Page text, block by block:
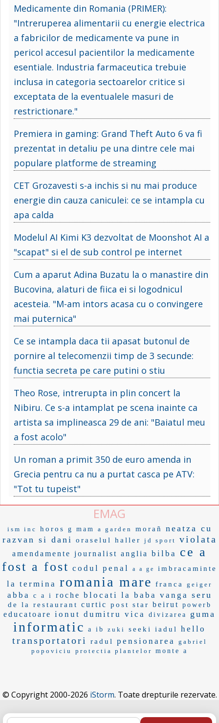
Medicamente din Romania (PRIMER):
"Intreruperea alimentarii cu energie electrica
a fabricilor de medicamente va pune in
pericol accesul pacientilor la medicamente
esentiale. Industria farmaceutica trebuie
inclusa in categoria sectoarelor critice si
exceptata de la eventualele masuri de
restrictionare."
Premiera in gaming: Grand Theft Auto 6 va fi
prezentat in detaliu pe una dintre cele mai
populare platforme de streaming
CET Grozavesti s-a inchis si nu mai produce
energie din cauza caniculei: ce se intampla cu
apa calda
Modelul AI Kimi K3 dezvoltat de Moonshot AI a
"scapat" si el de sub control pe internet
Cum a aparut Adina Buzatu la o manastire din
Bucovina, alaturi de fiica ei si logodnicul
acesteia. "M-am intors acasa cu o convingere
mai puternica"
Ce se intampla daca tii apasat butonul de
pornire al telecomenzii timp de 3 secunde:
functia secreta pe care putini o stiu
Theo Rose, intrerupta in plin concert la
Nibiru. Ce s-a intamplat pe scena inainte ca
artista sa implineasca 29 de ani: "Baiatul meu
a fost acolo"
Un roman a primit 350 de euro amenda in
Grecia pentru ca nu a purtat casca pe ATV:
"Tot tu tupeist"
EMAG
ism inc horos g mam a garden morañ
neatza cu
razvan si dani
oraselul haller jd sport violata
amendamente journalist anglia bilba
ce a
fost a fost codul penal a a ge imbracaminte
la termina romania mare franca geiger
abba c a i roche blocati la baba vanga seru
de la restaurant curtic post star beirut powerb
educatoare ionut dumitru vica divizarea guma
informatic a ib zuki seeki iadul hello
transportatori radul pensionarea
gabriel
popoviciu
protectia plantelor monte a
© Copyright 2000-2026 iStorm. Toate drepturile rezervate.